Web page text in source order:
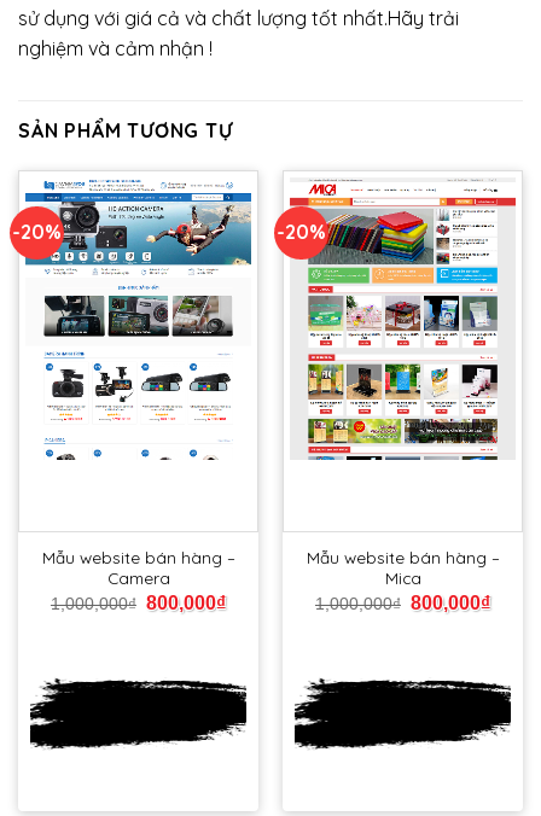
sử dụng với giá cả và chất lượng tốt nhất.Hãy trải
nghiệm và cảm nhận !
SẢN PHẨM TƯƠNG TỰ
-20%
Mẫu website bán hàng –
Camera
1,000,000₫ 800,000₫
Xem
DEMO
-20%
Mẫu website bán hàng –
Mica
1,000,000₫ 800,000₫
Xem
DEMO